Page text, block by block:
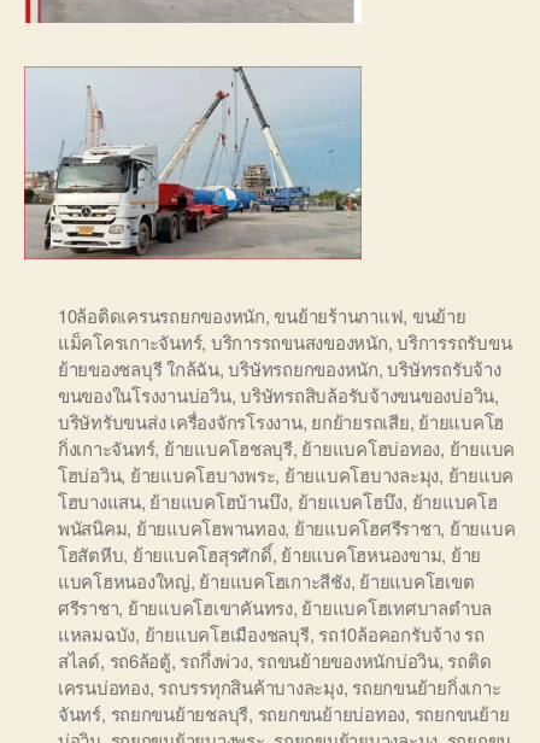
10ล้อติดเครนรถยกของหนัก,ขนย้ายร้านกาแฟ, ขนย้าย
แม็คโครเกาะจันทร์, บริการรถขนสงของหนัก,บริการรถรับขน
ย้ายของชลบุรี ใกล้ฉัน,บริษัทรถยกของหนัก,บริษัทรถรับจ้าง
ขนของในโรงงานบ่อวิน,บริษัทรถสิบล้อรับจ้างขนของบ่อวิน,
บริษัทรับขนส่ง เครื่องจักรโรงงาน, ยกย้ายรถเสีย, ย้ายแบคโฮ
กิ่งเกาะจันทร์, ย้ายแบคโฮชลบุรี, ย้ายแบคโฮบ่อทอง, ย้ายแบค
โฮบ่อวิน, ย้ายแบคโฮบางพระ, ย้ายแบคโฮบางละมุง, ย้ายแบค
โฮบางแสน, ย้ายแบคโฮบ้านบึง, ย้ายแบคโฮบึง, ย้ายแบคโฮ
พนัสนิคม, ย้ายแบคโฮพานทอง, ย้ายแบคโฮศรีราชา, ย้ายแบค
โฮสัตหีบ, ย้ายแบคโฮสุรศักดิ์, ย้ายแบคโฮหนองขาม, ย้าย
แบคโฮหนองใหญ่, ย้ายแบคโฮเกาะสีชัง, ย้ายแบคโฮเขต
ศรีราชา, ย้ายแบคโฮเขาคันทรง, ย้ายแบคโฮเทศบาลตำบล
แหลมฉบัง, ย้ายแบคโฮเมืองชลบุรี, รถ10ล้อคอกรับจ้าง รถ
สไลด์, รถ6ล้อตู้, รถกึ่งพ่วง, รถขนย้ายของหนักบ่อวิน, รถติด
เครนบ่อทอง, รถบรรทุกสินค้าบางละมุง, รถยกขนย้ายกิ่งเกาะ
จันทร์, รถยกขนย้ายชลบุรี, รถยกขนย้ายบ่อทอง, รถยกขนย้าย